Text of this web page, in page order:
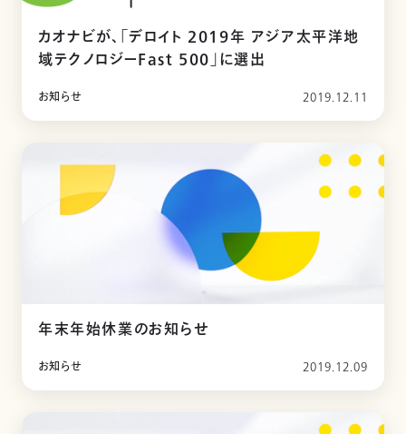
カオナビが、「デロイト 2019年 アジア太平洋地
域テクノロジーFast 500」に選出
お知らせ 2019.12.11
年末年始休業のお知らせ
お知らせ 2019.12.09